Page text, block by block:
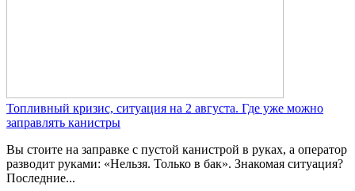
Топливный кризис, ситуация на 2 августа. Где уже можно
заправлять канистры
Вы стоите на заправке с пустой канистрой в руках, а оператор
разводит руками: «Нельзя. Только в бак». Знакомая ситуация?
Последние...